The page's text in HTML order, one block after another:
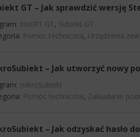
GT – Jak sprawdzić wersję
InsERT GT, Subiekt GT
Pomoc techniczna, Urządzenia
– Jak utworzyć nowy
mikroSubiekt
Pomoc techniczna, Zakładanie
– Jak odzyskać hasło